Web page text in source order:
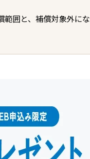
範囲と、補償対象外にな